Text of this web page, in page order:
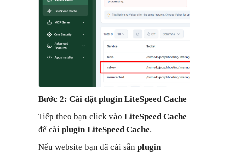
Bước 2: Cài đặt plugin LiteSpeed Cache
Tiếp theo bạn click vào LiteSpeed Cache
để cài plugin LiteSpeed Cache.
Nếu website bạn đã cài sẵn plugin